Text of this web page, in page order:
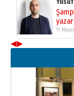
yazar
11
Neşat YALÇIN
Paranın Aile
03 Ağustos 2026
◀▶